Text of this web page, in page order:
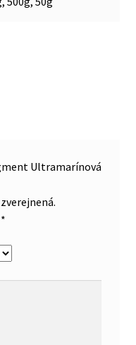
Ultramarínová
*